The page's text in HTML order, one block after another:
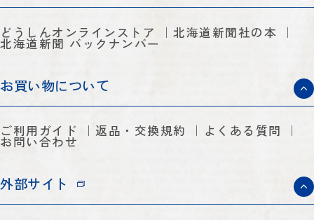
どうしんオンラインストア 北海道新聞社の本
北海道新聞 バックナンバー
お買い物について
ご利用ガイド 返品・交換規約 よくある質問
お問い合わせ
外部サイト